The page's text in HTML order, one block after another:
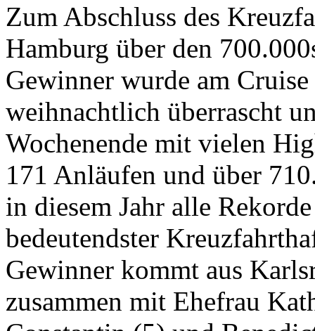
Zum Abschluss des
Hamburg über den
Gewinner wurde am
weihnachtlich überrascht
Wochenende mit vielen
171 Anläufen und über
in diesem Jahr alle
bedeutendster
Gewinner kommt aus
zusammen mit Ehefrau